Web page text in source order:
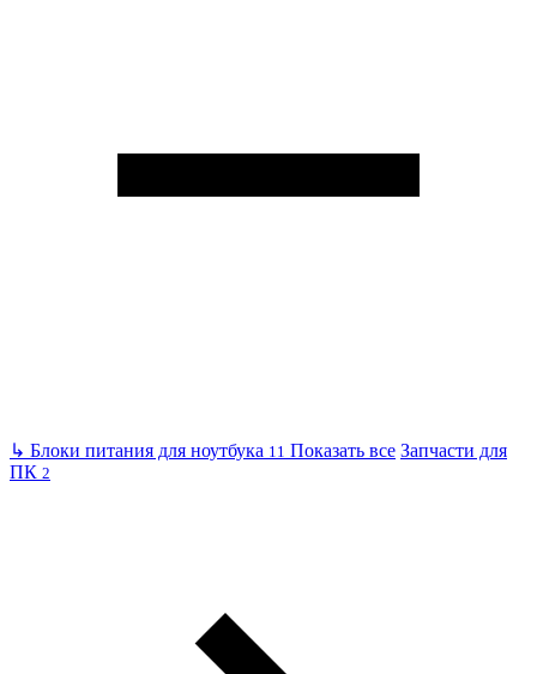
↳ Блоки питания для ноутбука 11 Показать все Запчасти для
ПК 2